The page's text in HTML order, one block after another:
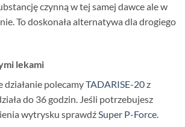
czynną w tej samej dawce ale w
To doskonała alternatywa dla drogiego
lekami
działanie polecamyTADARISE-20z
do 36 godzin. Jeśli potrzebujesz
wytrysku sprawdźSuper P-Force.